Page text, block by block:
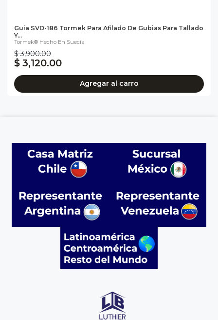
Guia SVD-186 Tormek Para Afilado De Gubias Para Tallado
Y...
Tormek® Hecho En Suecia
$ 3,900.00
$ 3,120.00
Agregar al carro